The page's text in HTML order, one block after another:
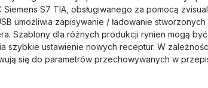
Siemens S7 TIA, obsługiwanego za pomocą
umożliwia zapisywanie / ładowanie
Szablony dla różnych produkcji rynien mogą
szybkie ustawienie nowych receptur. W
się do parametrów przechowywanych w